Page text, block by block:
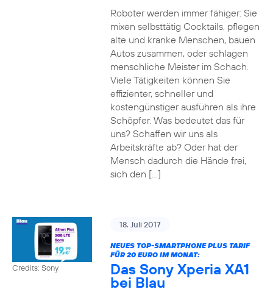
Roboter werden immer fähiger: Sie
mixen selbsttätig Cocktails, pflegen
alte und kranke Menschen, bauen
Autos zusammen, oder schlagen
menschliche Meister im Schach.
Viele Tätigkeiten können Sie
effizienter, schneller und
kostengünstiger ausführen als ihre
Schöpfer. Was bedeutet das für
uns? Schaffen wir uns als
Arbeitskräfte ab? Oder hat der
Mensch dadurch die Hände frei,
sich den […]
Credits: Sony
18. Juli 2017
NEUES TOP-SMARTPHONE PLUS TARIF
FÜR 20 EURO IM MONAT:
Das Sony Xperia XA1
bei Blau